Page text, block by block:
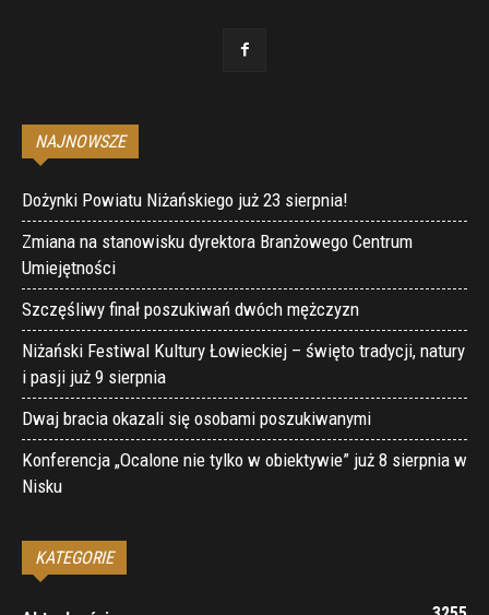
NAJNOWSZE
Dożynki Powiatu Niżańskiego już 23 sierpnia!
Zmiana na stanowisku dyrektora Branżowego Centrum
Umiejętności
Szczęśliwy finał poszukiwań dwóch mężczyzn
Niżański Festiwal Kultury Łowieckiej – święto tradycji, natury
i pasji już 9 sierpnia
Dwaj bracia okazali się osobami poszukiwanymi
Konferencja „Ocalone nie tylko w obiektywie” już 8 sierpnia w
Nisku
KATEGORIE